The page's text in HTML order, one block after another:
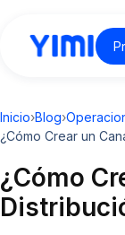
Inicio›Blog›
¿Cómo Crear un
¿Cómo